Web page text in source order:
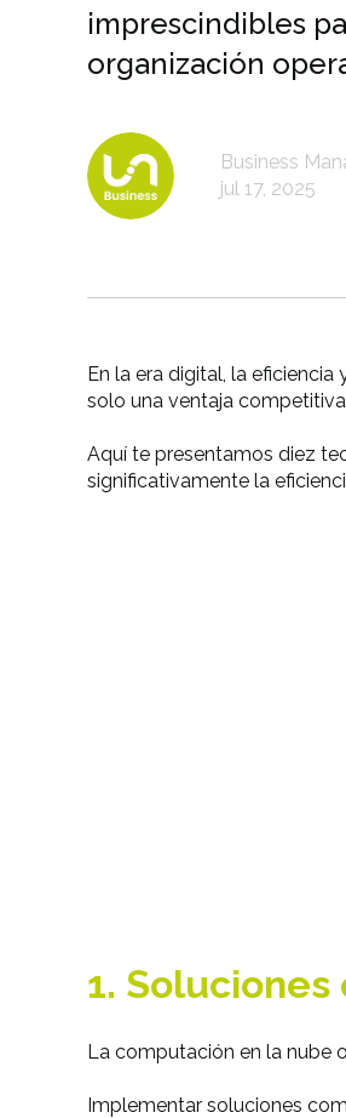
imprescindibles
organización
Business
jul 17, 2025
En la era digital, la
solo una ventaja
Aquí te presentamos diez
significativamente la
1.
La computación en la nube
Implementar soluciones